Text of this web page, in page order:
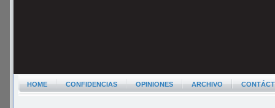
HOME CONFIDENCIAS OPINIONES ARCHIVO